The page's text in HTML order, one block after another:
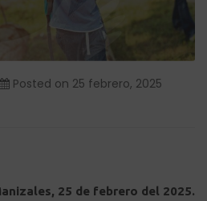
Posted on 25 febrero, 2025
25 de febrero del 2025.